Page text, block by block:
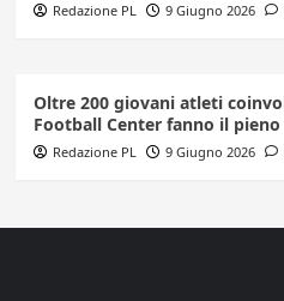
Redazione PL 9 Giugno 2026
Oltre 200 giovani atleti
Football Center fanno il pieno
Redazione PL 9 Giugno 2026